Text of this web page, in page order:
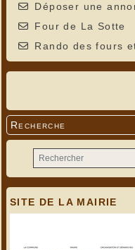
Déposer une
Four de La Sotte
Rando des fours
Recherche
SITE DE LA MAIRIE